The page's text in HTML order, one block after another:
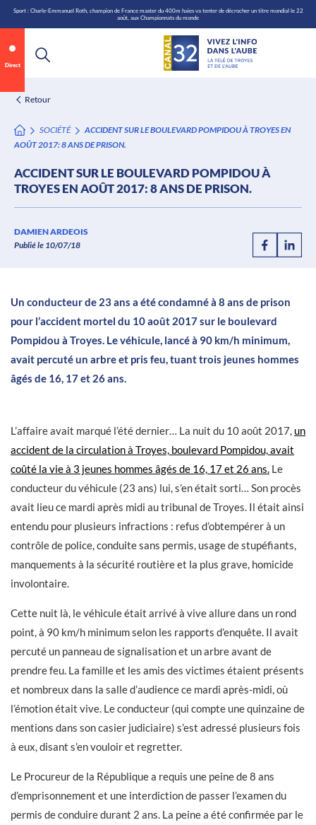
Aller
au
contenu
Sport : Charle-Emmanuel Roth, champion de France master du 400m haies va tenter de décrocher un titre mondial le 22
août, aux Championnats du monde
Direct
Retour
SOCIÉTÉ
ACCIDENT SUR LE BOULEVARD POMPIDOU À TROYES EN
AOÛT 2017: 8 ANS DE PRISON.
ACCIDENT SUR LE BOULEVARD POMPIDOU À
TROYES EN AOÛT 2017: 8 ANS DE PRISON.
DAMIEN ARDEOIS
Publié le 10/07/18
0:06 / 0:12
Un conducteur de 23 ans a été condamné à 8 ans de prison
pour l’accident mortel du 10 août 2017 sur le boulevard
Pompidou à Troyes. Le véhicule, lancé à 90 km/h minimum,
avait percuté un arbre et pris feu, tuant trois jeunes hommes
âgés de 16, 17 et 26 ans.
L’affaire avait marqué l’été dernier… La nuit du 10 août 2017, un
accident de la circulation à Troyes, boulevard Pompidou, avait
coûté la vie à 3 jeunes hommes âgés de 16, 17 et 26 ans. Le
conducteur du véhicule (23 ans) lui, s’en était sorti… Son procès
avait lieu ce mardi après midi au tribunal de Troyes. Il était ainsi
entendu pour plusieurs infractions : refus d’obtempérer à un
contrôle de police, conduite sans permis, usage de stupéfiants,
manquements à la sécurité routière et la plus grave, homicide
involontaire.
Cette nuit là, le véhicule était arrivé à vive allure dans un rond
point, à 90 km/h minimum selon les rapports d’enquête. Il avait
percuté un panneau de signalisation et un arbre avant de
prendre feu. La famille et les amis des victimes étaient présents
et nombreux dans la salle d’audience ce mardi après-midi, où
l’émotion était vive. Le conducteur (qui compte une quinzaine de
mentions dans son casier judiciaire) s’est adressé plusieurs fois
à eux, disant s’en vouloir et regretter.
Le Procureur de la République a requis une peine de 8 ans
d’emprisonnement et une interdiction de passer l’examen du
permis de conduire durant 2 ans. La peine a été confirmée par le